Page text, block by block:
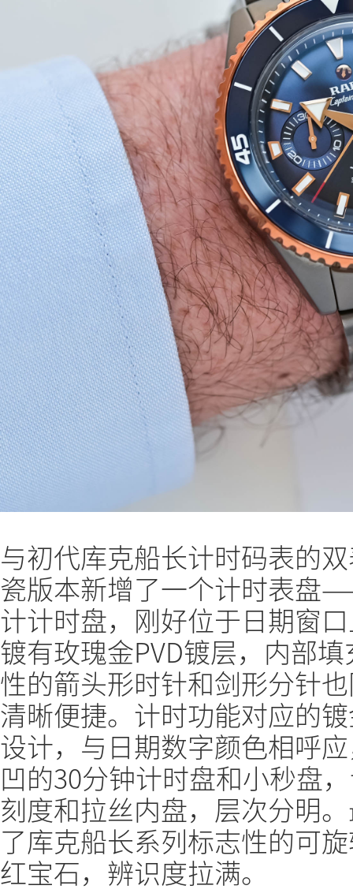
与初代库克船长计时码表的
瓷版本新增了一个计时表盘
计计时盘，刚好位于日期窗
镀有玫瑰金PVD镀层，内部
性的箭头形时针和剑形分针
清晰便捷。计时功能对应的
设计，与日期数字颜色相呼
凹的30分钟计时盘和小秒盘
刻度和拉丝内盘，层次分明
了库克船长系列标志性的可
红宝石，辨识度拉满。